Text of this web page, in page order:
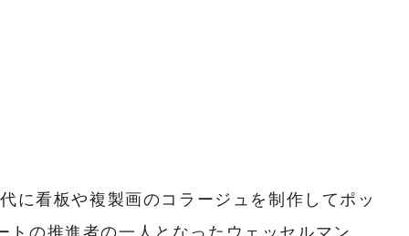
に看板や複製画のコラージュを制作してポッ
トの推進者の一人となったウェッセルマン